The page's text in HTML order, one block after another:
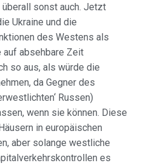
sonst auch. Jetzt
Ukraine und die
des Westens als
auf absehbare Zeit
so aus, als würde die
da Gegner des
Russen)
wenn sie können. Diese
in europäischen
aber solange westliche
es